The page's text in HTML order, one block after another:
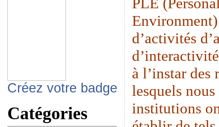
Créez votre badge
Catégories
d’activités
à l’instar des
lesquels
institutions